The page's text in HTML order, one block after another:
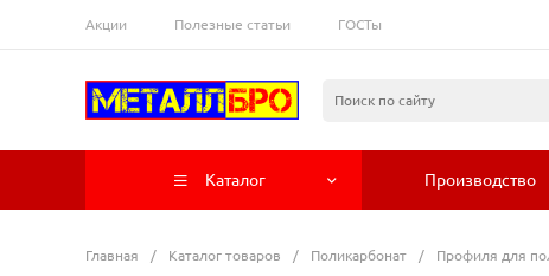
Акции Полезные статьи ГОСТы
Каталог Производство
Главная / Каталог товаров / Поликарбонат / Профиля для